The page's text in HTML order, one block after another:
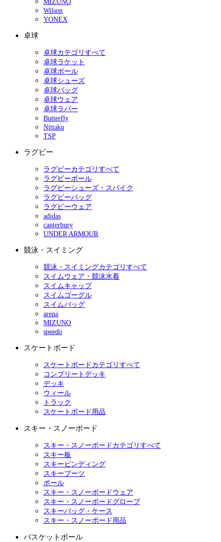
MIZUNO
Wilson
YONEX
卓球
卓球カテゴリすべて
卓球ラケット
卓球ボール
卓球シューズ
卓球バッグ
卓球ウェア
卓球ラバー
Butterfly
Nittaku
TSP
ラグビー
ラグビーカテゴリすべて
ラグビーボール
ラグビーシューズ・スパイク
ラグビーバッグ
ラグビーウェア
adidas
canterbury
UNDER ARMOUR
競泳・スイミング
競泳・スイミングカテゴリすべて
スイムウェア・競泳水着
スイムキャップ
スイムゴーグル
スイムバッグ
arena
MIZUNO
speedo
スケートボード
スケートボードカテゴリすべて
コンプリートデッキ
デッキ
ウィール
トラック
スケートボード用品
スキー・スノーボード
スキー・スノーボードカテゴリすべて
スキー板
スキービンディング
スキーブーツ
ポール
スキー・スノーボードウェア
スキー・スノーボードグローブ
スキーバッグ・ケース
スキー・スノーボード用品
バスケットボール